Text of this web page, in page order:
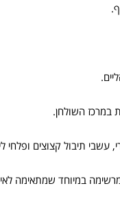
במרכז השולחן.
תיבול קצוצים ופלחי
במיוחד שמתאימה